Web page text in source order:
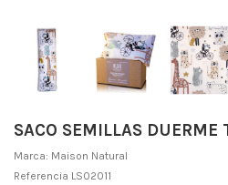
SACO SEMILLAS DUERME
Marca: Maison Natural
Referencia LS02011